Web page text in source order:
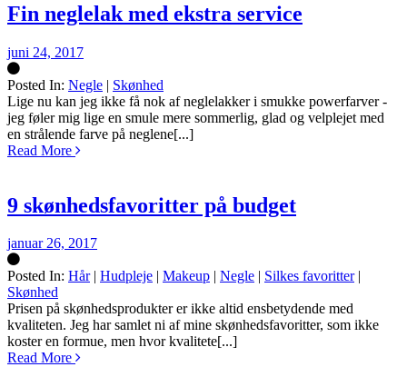
Fin neglelak med ekstra service
juni 24, 2017
Posted In: Negle | Skønhed
Silke
Lige nu kan jeg ikke få nok af neglelakker i smukke powerfarver -
jeg føler mig lige en smule mere sommerlig, glad og velplejet med
en strålende farve på neglene[...]
Read More
9 skønhedsfavoritter på budget
januar 26, 2017
Posted In: Hår| Hudpleje | Makeup | Negle | Silkes favoritter|
Skønhed
Silke
Prisen på skønhedsprodukter er ikke altid ensbetydende med
kvaliteten. Jeg har samlet ni af mine skønhedsfavoritter, som ikke
koster en formue, men hvor kvalitete[...]
Read More